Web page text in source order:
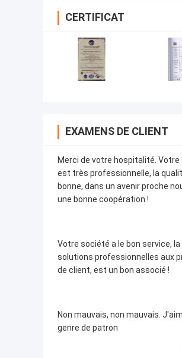
CERTIFICAT
EXAMENS DE CLIENT
Merci de votre hospitalité.
est très professionnelle, la
bonne, dans un avenir proche
une bonne coopération !
Votre société a le bon service,
solutions professionnelles aux
de client, est un bon associé !
Non mauvais, non mauvais.
genre de patron